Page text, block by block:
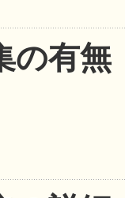
の有無